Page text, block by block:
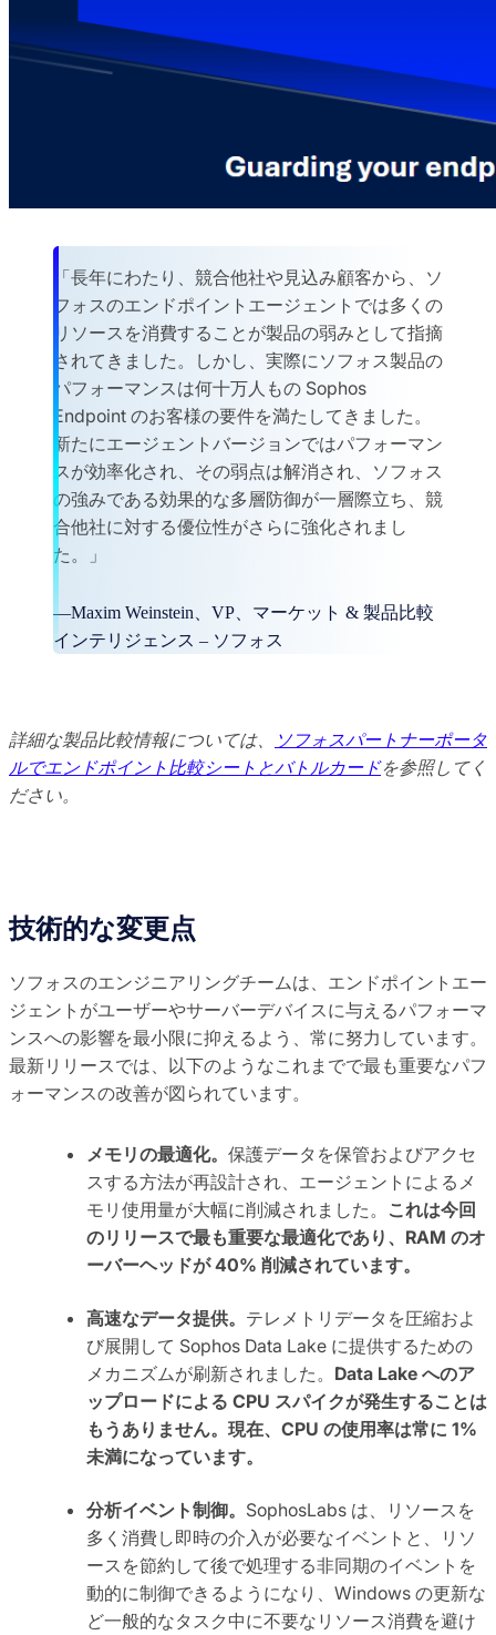
「長年にわたり、競合他社や見込み顧客から、ソ
フォスのエンドポイントエージェントでは多くの
リソースを消費することが製品の弱みとして指摘
されてきました。しかし、実際にソフォス製品の
パフォーマンスは何十万人もの Sophos
Endpoint のお客様の要件を満たしてきました。
新たにエージェントバージョンではパフォーマン
スが効率化され、その弱点は解消され、ソフォス
の強みである効果的な多層防御が一層際立ち、競
合他社に対する優位性がさらに強化されまし
た。」
—Maxim Weinstein、VP、マーケット & 製品比較
インテリジェンス – ソフォス
詳細な製品比較情報については、
ソフォスパートナーポータ
ルでエンドポイント比較シートとバトルカードを参照してく
ださい。
技術的な変更点
ソフォスのエンジニアリングチームは、エンドポイントエー
ジェントがユーザーやサーバーデバイスに与えるパフォーマ
ンスへの影響を最小限に抑えるよう、常に努力しています。
最新リリースでは、以下のようなこれまでで最も重要なパフ
ォーマンスの改善が図られています。
メモリの最適化。 保護データを保管およびアクセ
スする方法が再設計され、エージェントによるメ
モリ使用量が大幅に削減されました。 これは今回
のリリースで最も重要な最適化であり、RAM のオ
ーバーヘッドが 40% 削減されています。
高速なデータ提供。 テレメトリデータを圧縮およ
び展開して Sophos Data Lake に提供するための
メカニズムが刷新されました。 Data Lake へのア
ップロードによる CPU スパイクが発生することは
もうありません。現在、CPU の使用率は常に 1%
未満になっています。
分析イベント制御。 SophosLabs は、リソースを
多く消費し即時の介入が必要なイベントと、リソ
ースを節約して後で処理する非同期のイベントを
動的に制御できるようになり、Windows の更新な
ど一般的なタスク中に不要なリソース消費を避け